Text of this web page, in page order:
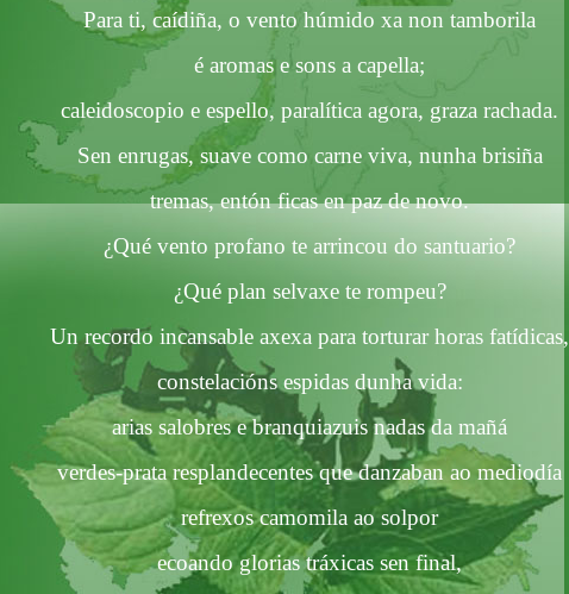
Para ti, caídiña, o vento húmido xa non tamborila
é aromas e sons a capella;
caleidoscopio e espello, paralítica agora, graza rachada.
Sen enrugas, suave como carne viva, nunha brisiña
tremas,entón ficasen paz de novo.
¿Qué vento profano te arrincou do santuario?
¿Qué plan selvaxete rompeu?
Unrecordo incansable axexa para torturar horas fatídicas,
constelacións espidas dunhavida:
arias salobres ebranquiazuisnadas da mañá
verdes-prata resplandecentesque danzaban ao mediodía
refrexoscamomila ao solpor
ecoandogloriastráxicas sen final,